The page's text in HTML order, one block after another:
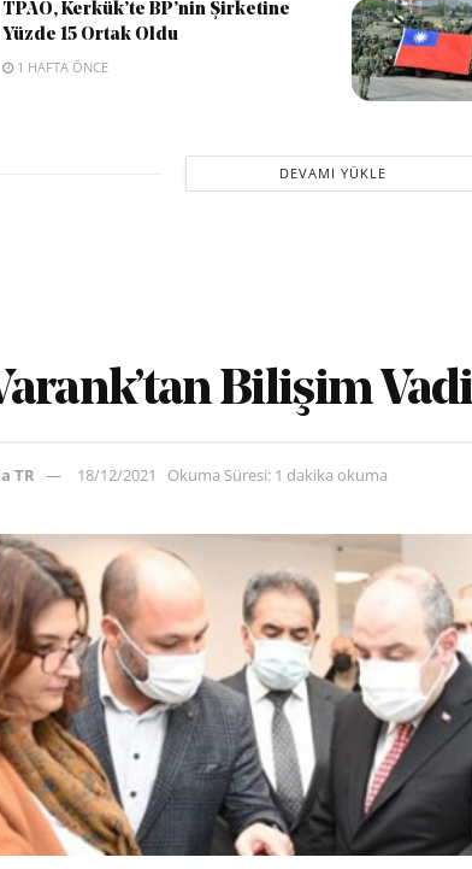
TPAO, Kerkük’te BP’nin Şirketine
Yüzde 15 Ortak Oldu
1 HAFTA ÖNCE
DEVAMI YÜKLE
Bilişim
TR 18/12/2021 Okuma Süresi: 1 dakika okuma